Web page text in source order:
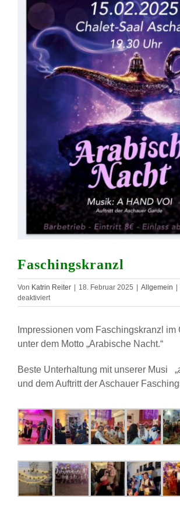
Faschingskranzl
Von Katrin Reiter 18. Februar 2025 Allgemein
deaktiviertfür
Faschingskranzl
Impressionen vom Faschingskranzl im
unter dem Motto „Arabische Nacht.“
Beste Unterhaltung mit unserer Musi
und dem Auftritt der Aschauer